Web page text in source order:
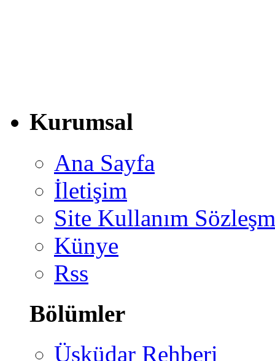
Kurumsal
Ana Sayfa
İletişim
Site Kullanım
Künye
Rss
Bölümler
Üsküdar Rehberi